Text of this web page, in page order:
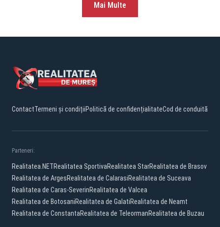
Mai Multe
ContactTermeni și condițiiPolitică de confidențialitateCod de conduită
Parteneri:
Realitatea.NETRealitatea SportivaRealitatea StarRealitatea de Brasov
Realitatea de ArgesRealitatea de CalarasiRealitatea de Suceava
Realitatea de Caras-SeverinRealitatea de Valcea
Realitatea de BotosaniRealitatea de GalatiRealitatea de Neamt
Realitatea de ConstantaRealitatea de TeleormanRealitatea de Buzau